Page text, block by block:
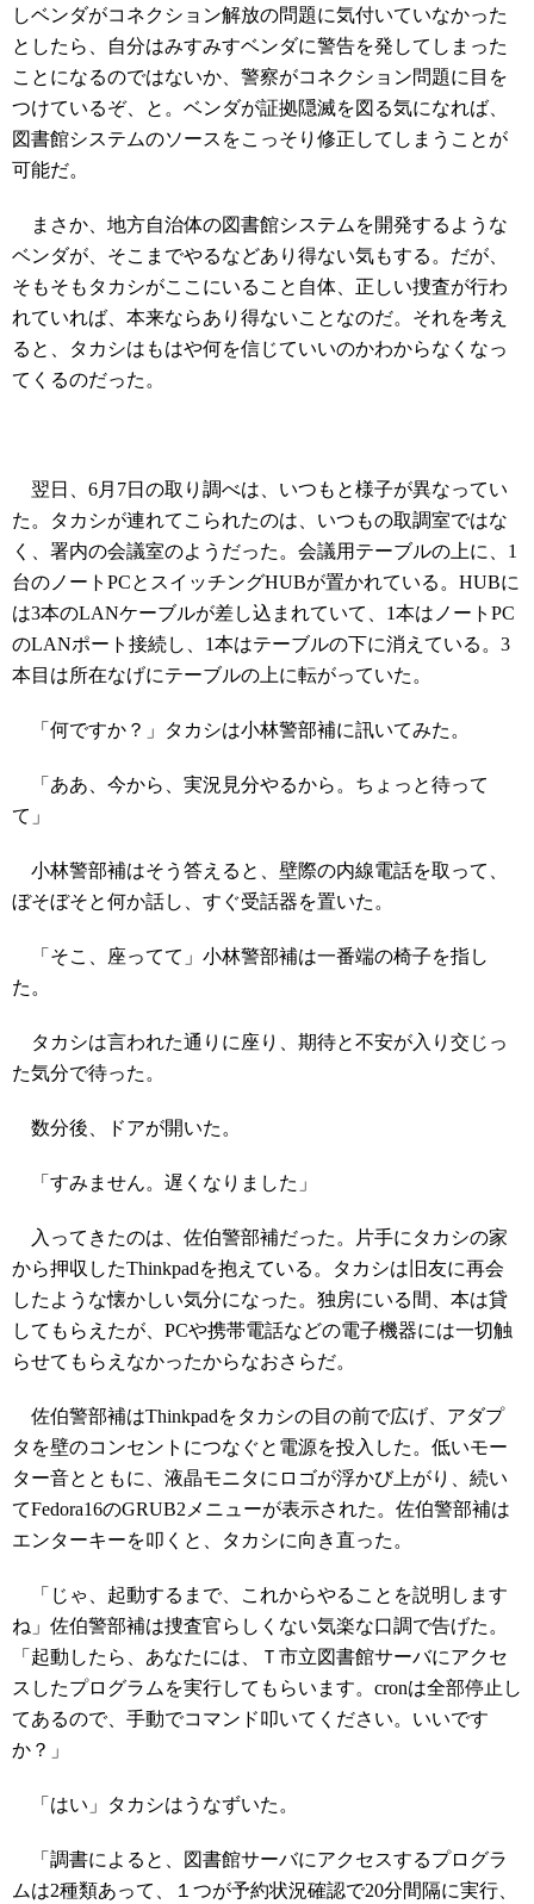
しベンダがコネクション解放の問題に気付いていなかった
としたら、自分はみすみすベンダに警告を発してしまった
ことになるのではないか、警察がコネクション問題に目を
つけているぞ、と。ベンダが証拠隠滅を図る気になれば、
図書館システムのソースをこっそり修正してしまうことが
可能だ。
まさか、地方自治体の図書館システムを開発するような
ベンダが、そこまでやるなどあり得ない気もする。だが、
そもそもタカシがここにいること自体、正しい捜査が行わ
れていれば、本来ならあり得ないことなのだ。それを考え
ると、タカシはもはや何を信じていいのかわからなくなっ
てくるのだった。
翌日、6月7日の取り調べは、いつもと様子が異なってい
た。タカシが連れてこられたのは、いつもの取調室ではな
く、署内の会議室のようだった。会議用テーブルの上に、1
台のノートPCとスイッチングHUBが置かれている。HUBに
は3本のLANケーブルが差し込まれていて、1本はノートPC
のLANポート接続し、1本はテーブルの下に消えている。3
本目は所在なげにテーブルの上に転がっていた。
「何ですか？」タカシは小林警部補に訊いてみた。
「ああ、今から、実況見分やるから。ちょっと待って
て」
小林警部補はそう答えると、壁際の内線電話を取って、
ぼそぼそと何か話し、すぐ受話器を置いた。
「そこ、座ってて」小林警部補は一番端の椅子を指し
た。
タカシは言われた通りに座り、期待と不安が入り交じっ
た気分で待った。
数分後、ドアが開いた。
「すみません。遅くなりました」
入ってきたのは、佐伯警部補だった。片手にタカシの家
から押収したThinkpadを抱えている。タカシは旧友に再会
したような懐かしい気分になった。独房にいる間、本は貸
してもらえたが、PCや携帯電話などの電子機器には一切触
らせてもらえなかったからなおさらだ。
佐伯警部補はThinkpadをタカシの目の前で広げ、アダプ
タを壁のコンセントにつなぐと電源を投入した。低いモー
ター音とともに、液晶モニタにロゴが浮かび上がり、続い
てFedora16のGRUB2メニューが表示された。佐伯警部補は
エンターキーを叩くと、タカシに向き直った。
「じゃ、起動するまで、これからやることを説明します
ね」佐伯警部補は捜査官らしくない気楽な口調で告げた。
「起動したら、あなたには、Ｔ市立図書館サーバにアクセ
スしたプログラムを実行してもらいます。cronは全部停止し
てあるので、手動でコマンド叩いてください。いいです
か？」
「はい」タカシはうなずいた。
「調書によると、図書館サーバにアクセスするプログラ
ムは2種類あって、１つが予約状況確認で20分間隔に実行、